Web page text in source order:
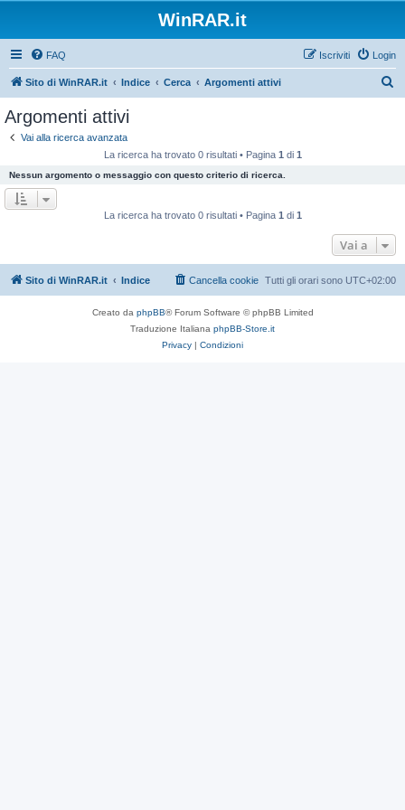
WinRAR.it
FAQ Login
Iscriviti
Sito di WinRAR.it Indice Cerca Argomenti attivi
Argomenti attivi
Vai alla ricerca avanzata
La ricerca ha trovato 0 risultati • Pagina 1 di 1
Nessun argomento o messaggio con questo criterio di ricerca.
La ricerca ha trovato 0 risultati • Pagina 1 di 1
Vai a
Sito di WinRAR.it Indice Tutti gli orari sono UTC+02:00
Cancella cookie
Creato da phpBB® Forum Software © phpBB Limited
Traduzione Italiana phpBB-Store.it
Privacy | Condizioni